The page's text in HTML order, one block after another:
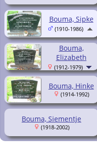
Bouma,
Elizabeth
(1912-1979)
Bouma, Hinke
(1914-1992)
Bouma, Siementje
(1918-2002)
Bouma, Sipke
(1910-1986)